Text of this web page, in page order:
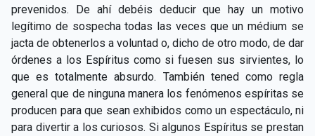
prevenidos. De ahí debéis deducir que hay un motivo
legítimo de sospecha todas las veces que un médium se
jacta de obtenerlos a voluntad o, dicho de otro modo, de dar
órdenes a los Espíritus como si fuesen sus sirvientes, lo
que es totalmente absurdo. También tened como regla
general que de ninguna manera los fenómenos espíritas se
producen para que sean exhibidos como un espectáculo, ni
para divertir a los curiosos. Si algunos Espíritus se prestan